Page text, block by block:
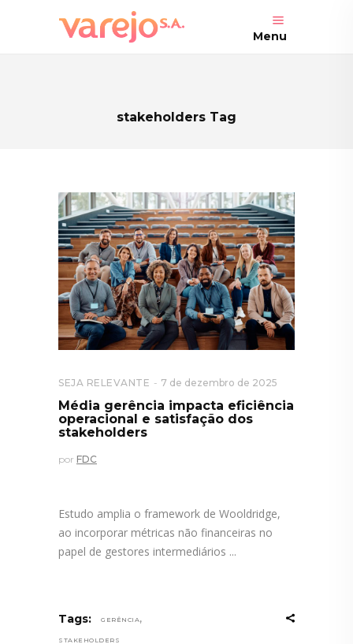
Menu
stakeholders Tag
SEJA RELEVANTE 7 de dezembro de 2025
Média gerência impacta eficiência
operacional e satisfação dos
stakeholders
por FDC
Estudo amplia o framework de Wooldridge,
ao incorporar métricas não financeiras no
papel de gestores intermediários
Tags: GERÊNCIA ,
STAKEHOLDERS